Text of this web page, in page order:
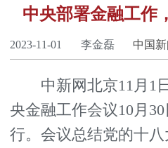
中央部署金融工作
2023-11-01 李金磊 中国
中新网北京11月1日
央金融工作会议10月
行。会议总结党的十